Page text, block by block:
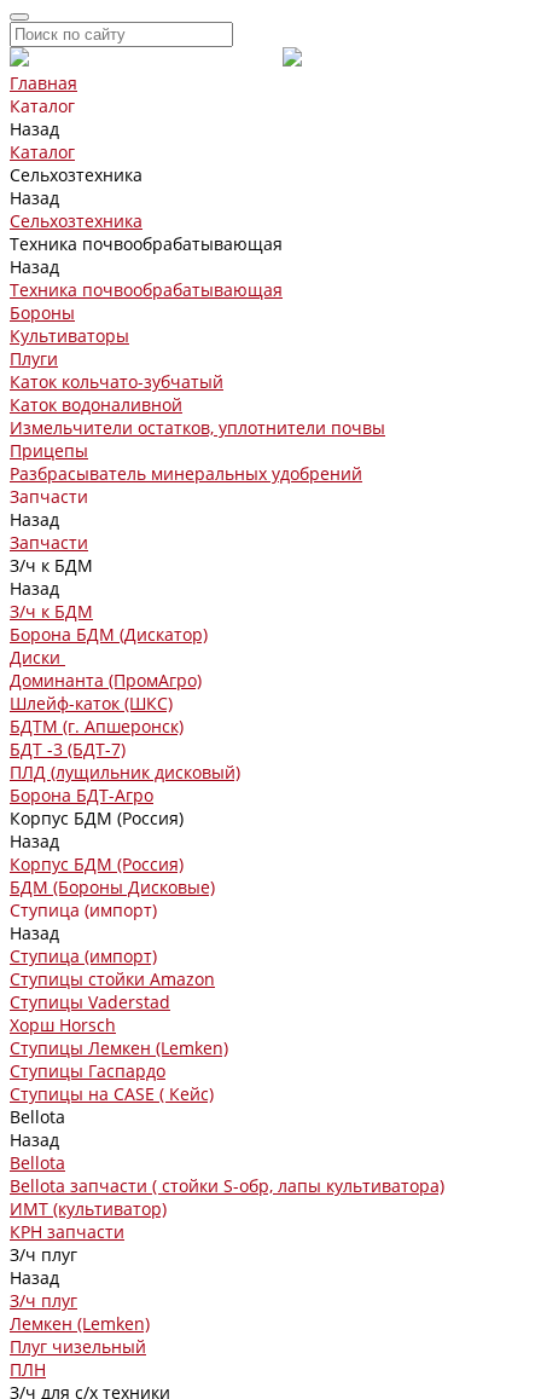
Главная
Каталог
Назад
Каталог
Сельхозтехника
Назад
Сельхозтехника
Техника почвообрабатывающая
Назад
Техника почвообрабатывающая
Бороны
Культиваторы
Плуги
Каток кольчато-зубчатый
Каток водоналивной
Измельчители остатков, уплотнители почвы
Прицепы
Разбрасыватель минеральных удобрений
Запчасти
Назад
Запчасти
З/ч к БДМ
Назад
З/ч к БДМ
Борона БДМ (Дискатор)
Диски
Доминанта (ПромАгро)
Шлейф-каток (ШКС)
БДТМ (г. Апшеронск)
БДТ -3 (БДТ-7)
ПЛД (лущильник дисковый)
Борона БДТ-Агро
Корпус БДМ (Россия)
Назад
Корпус БДМ (Россия)
БДМ (Бороны Дисковые)
Ступица (импорт)
Назад
Ступица (импорт)
Ступицы стойки Amazon
Ступицы Vaderstad
Хорш Horsch
Ступицы Лемкен (Lemken)
Ступицы Гаспардо
Ступицы на CASE ( Кейс)
Bellota
Назад
Bellota
Bellota запчасти ( стойки S-обр, лапы культиватора)
ИМТ (культиватор)
КРН запчасти
З/ч плуг
Назад
З/ч плуг
Лемкен (Lemken)
Плуг чизельный
ПЛН
З/ч для с/х техники